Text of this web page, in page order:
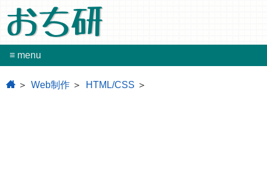
おち研
≡ menu
home Web制作 HTML/CSS